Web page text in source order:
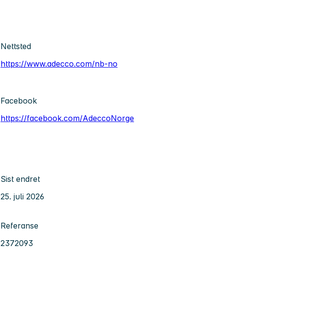
Nettsted
https://www.adecco.com/nb-no
Facebook
https://facebook.com/AdeccoNorge
Sist endret
25. juli 2026
Referanse
2372093